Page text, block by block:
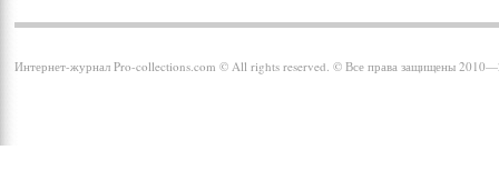
Интернет-журнал Pro-collections.com © All rights reserved. © Все права защищены